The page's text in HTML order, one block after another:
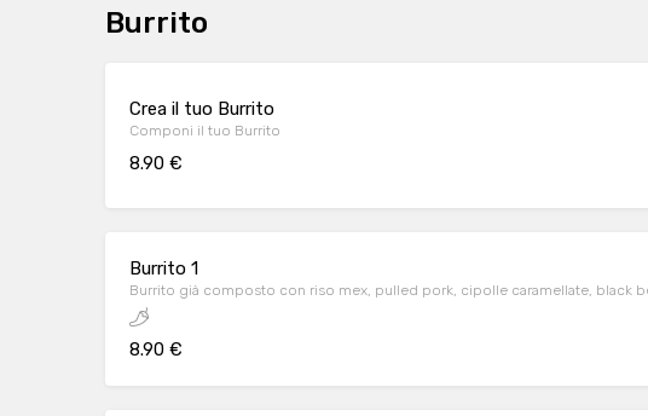
Burrito
Crea il tuo Burrito
Componi il tuo Burrito
8.90 €
Burrito 1
Burrito già composto con riso mex, pulled pork, cipolle caramellate, black
8.90 €